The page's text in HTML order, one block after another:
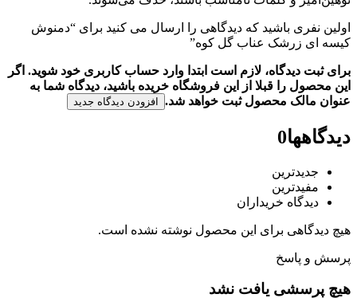
اولین نفری باشید که دیدگاهی را ارسال می کنید برای “دمنوش
کیسه ای زرشک عناب گل کوه”
برای ثبت دیدگاه، لازم است ابتدا وارد حساب کاربری خود شوید. اگر
این محصول را قبلا از این فروشگاه خریده باشید، دیدگاه شما به
عنوان مالک محصول ثبت خواهد شد.
افزودن دیدگاه جدید
دیدگاهها0
جدیدترین
مفیدترین
دیدگاه خریداران
هیچ دیدگاهی برای این محصول نوشته نشده است.
پرسش و پاسخ
هیچ پرسشی یافت نشد